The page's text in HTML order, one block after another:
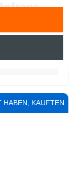
HABEN, KAUFTEN